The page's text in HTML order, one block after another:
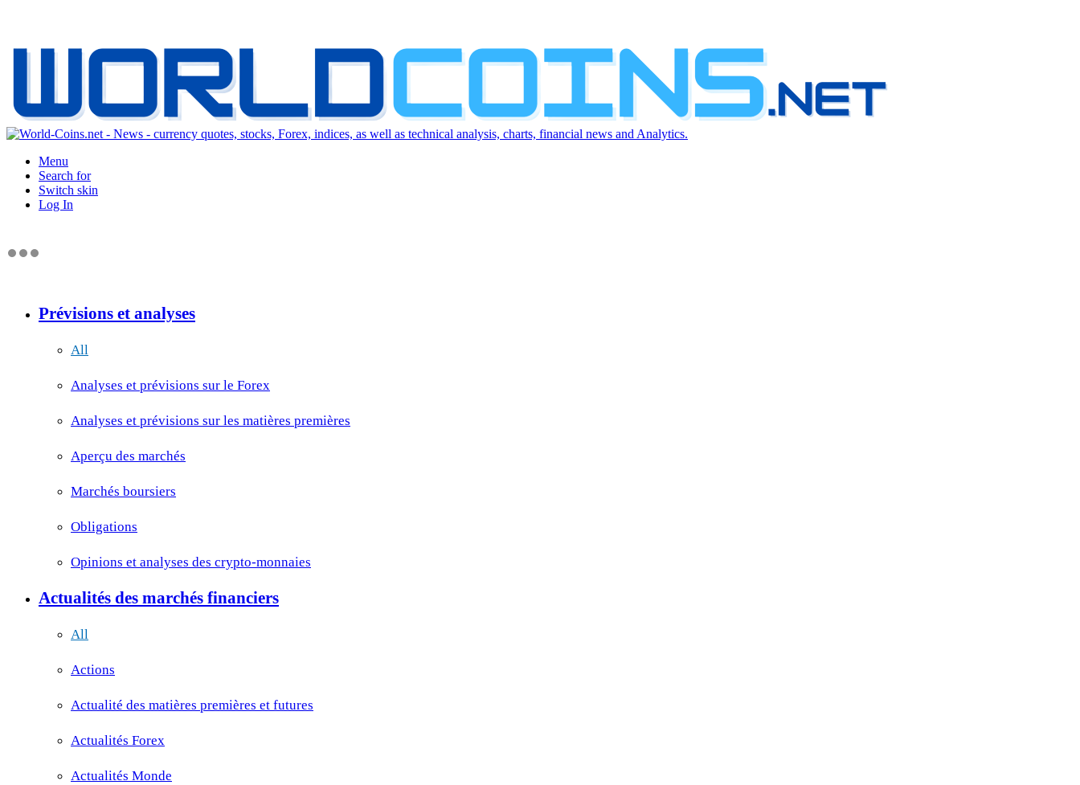
Menu
Search for
Switch skin
Log In
Prévisions et analyses
All
Analyses et prévisions sur le Forex
Analyses et prévisions sur les matières premières
Aperçu des marchés
Marchés boursiers
Obligations
Opinions et analyses des crypto-monnaies
Actualités des marchés financiers
All
Actions
Actualité des matières premières et futures
Actualités Forex
Actualités Monde